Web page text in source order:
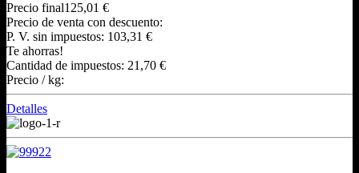
Precio final125,01 €
Precio de venta con descuento:
P. V. sin impuestos: 103,31 €
Te ahorras!
Cantidad de impuestos: 21,70 €
Precio / kg:
Detalles